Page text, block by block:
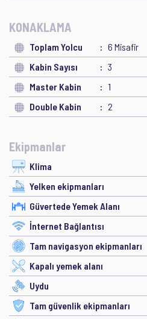
KONAKLAMA
Toplam Yolcu
6 Misafir
Kabin Sayısı
3
Master Kabin
1
Double Kabin
2
Ekipmanlar
Klima
Yelken ekipmanları
Güvertede Yemek Alanı
İnternet Bağlantısı
Tam navigasyon ekipmanları
Kapalı yemek alanı
Uydu
Tam güvenlik ekipmanları